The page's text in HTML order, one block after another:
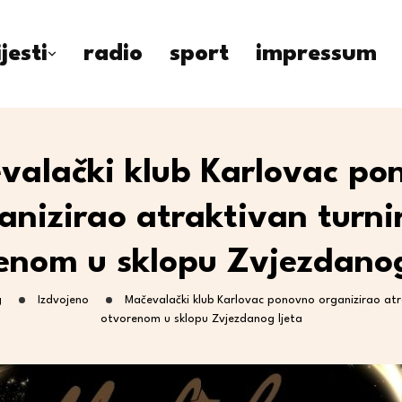
radio sport impressum
klub Karlovac
atraktivan
u sklopu
Izdvojeno
Mačevalački klub Karlovac ponovno organizirao
otvorenom u sklopu Zvjezdanog ljeta